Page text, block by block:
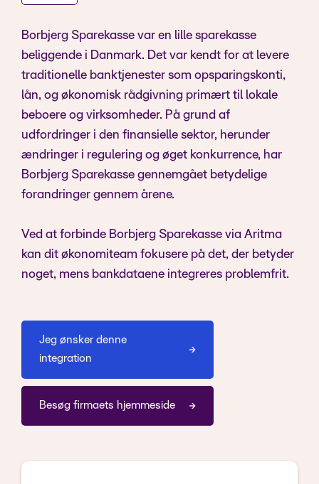
Borbjerg Sparekasse var en lille sparekasse
beliggende i Danmark. Det var kendt for at levere
traditionelle banktjenester som opsparingskonti,
lån, og økonomisk rådgivning primært til lokale
beboere og virksomheder. På grund af
udfordringer i den finansielle sektor, herunder
ændringer i regulering og øget konkurrence, har
Borbjerg Sparekasse gennemgået betydelige
forandringer gennem årene.
Ved at forbinde Borbjerg Sparekasse via Aritma
kan dit økonomiteam fokusere på det, der betyder
noget, mens bankdataene integreres problemfrit.
Jeg ønsker denne
integration
Besøg firmaets hjemmeside